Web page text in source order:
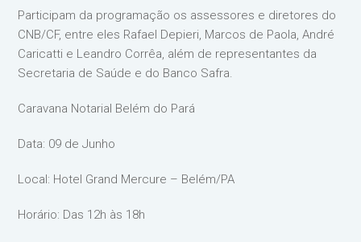
Participam da programação os assessores e diretores do
CNB/CF, entre eles Rafael Depieri, Marcos de Paola, André
Caricatti e Leandro Corrêa, além de representantes da
Secretaria de Saúde e do Banco Safra.
Caravana Notarial Belém do Pará
Data: 09 de Junho
Local: Hotel Grand Mercure – Belém/PA
Horário: Das 12h às 18h